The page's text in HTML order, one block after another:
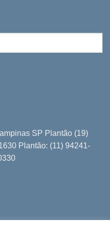
SP Plantão (19)
Plantão: (11) 94241-